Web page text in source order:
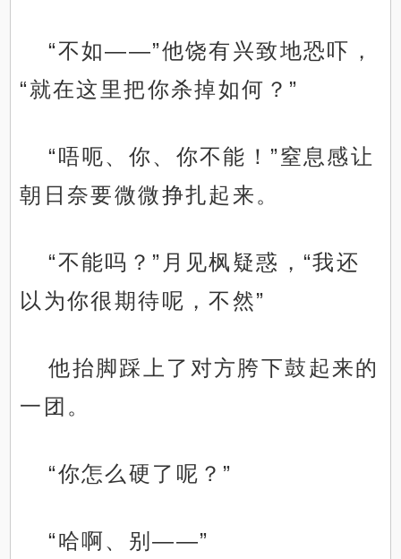
“不如——”他饶有兴致地恐吓，
“就在这里把你杀掉如何？”
“唔呃、你、你不能！”窒息感让
朝日奈要微微挣扎起来。
“不能吗？”月见枫疑惑，“我还
以为你很期待呢，不然”
他抬脚踩上了对方胯下鼓起来的
一团。
“你怎么硬了呢？”
“哈啊、别——”